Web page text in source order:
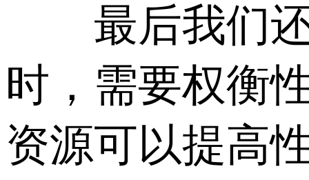
最后我们还
时，需要权衡
资源可以提高